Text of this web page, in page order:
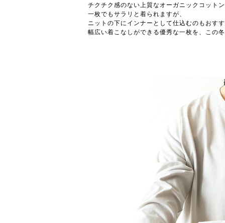
チクチク感のない上質なオーガニックコット
一枚でもサラリと着られますが、
ニットの下にインナーとして仕込むのもおす
幅広い着こなしができる優秀な一枚を、この